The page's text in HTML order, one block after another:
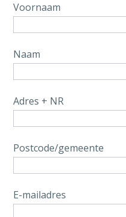
Voornaam
Naam
Adres + NR
Postcode/gemeente
E-mailadres